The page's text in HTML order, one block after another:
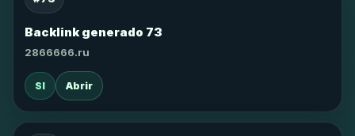
Backlink generado 73
2866666.ru
SI Abrir